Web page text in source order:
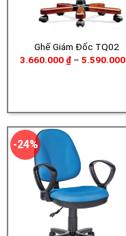
Ghế Giám Đốc TQ02
3.660.000 ₫ – 5.590.000
-24%